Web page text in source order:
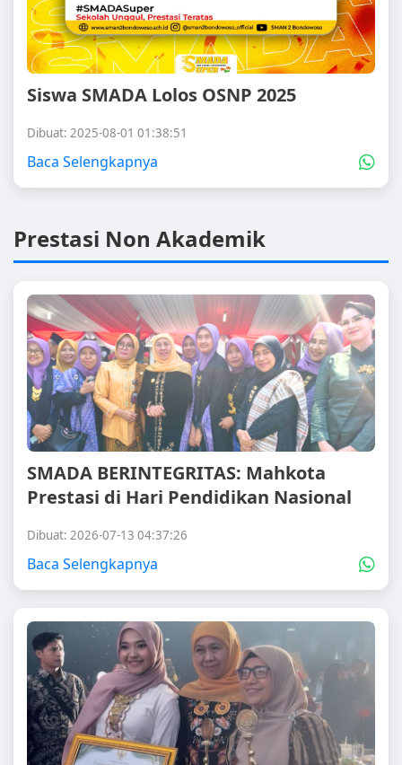
Siswa SMADA Lolos OSNP 2025
Dibuat: 2025-08-01 01:38:51
Baca Selengkapnya
Prestasi Non Akademik
SMADA BERINTEGRITAS: Mahkota
Prestasi di Hari Pendidikan Nasional
Dibuat: 2026-07-13 04:37:26
Baca Selengkapnya